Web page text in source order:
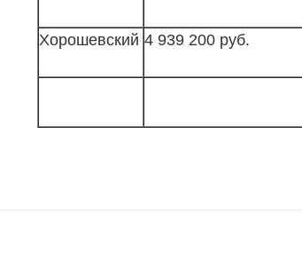
Хорошевский 4 939 200 руб.